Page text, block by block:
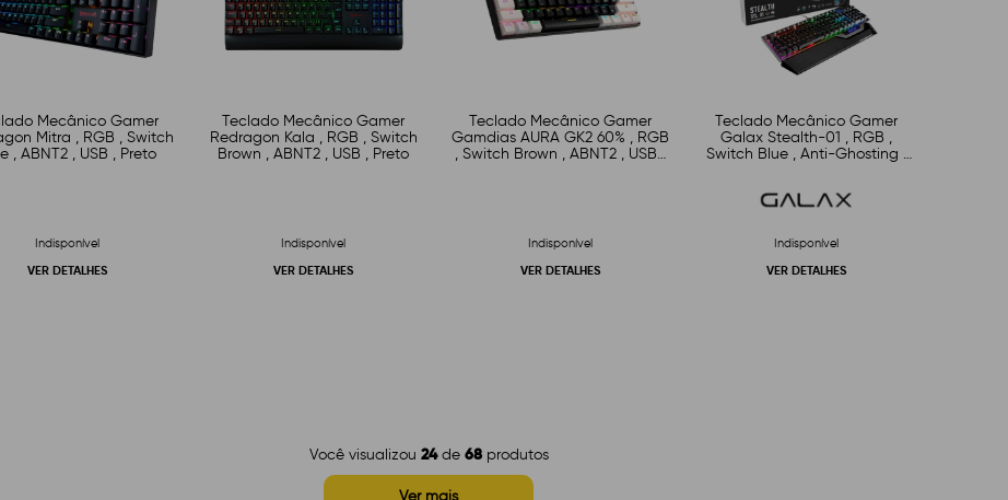
Mecânico Gamer
Mitra , RGB , Switch
, ABNT2 , USB , Preto
Indisponível
VER DETALHES
Teclado Mecânico Gamer
Redragon Kala , RGB , Switch
Brown , ABNT2 , USB , Preto
Indisponível
VER DETALHES
Teclado Mecânico Gamer
Gamdias AURA GK2 60% , RGB
, Switch Brown , ABNT2 , USB ,
Indisponível
VER DETALHES
Teclado Mecânico Gamer
Galax Stealth-01 , RGB ,
Switch Blue , Anti-Ghosting ,
Indisponível
VER DETALHES
Você visualizou 24de 68produtos
Ver mais